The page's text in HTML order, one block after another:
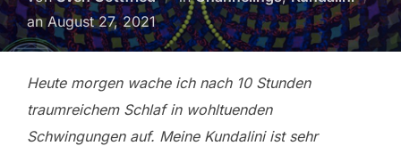
anVeröffentlicht
am
August 27, 2021
Heute morgen wache ich nach 10 Stunden
traumreichem Schlaf in wohltuenden
Schwingungen auf. Meine Kundalini ist sehr